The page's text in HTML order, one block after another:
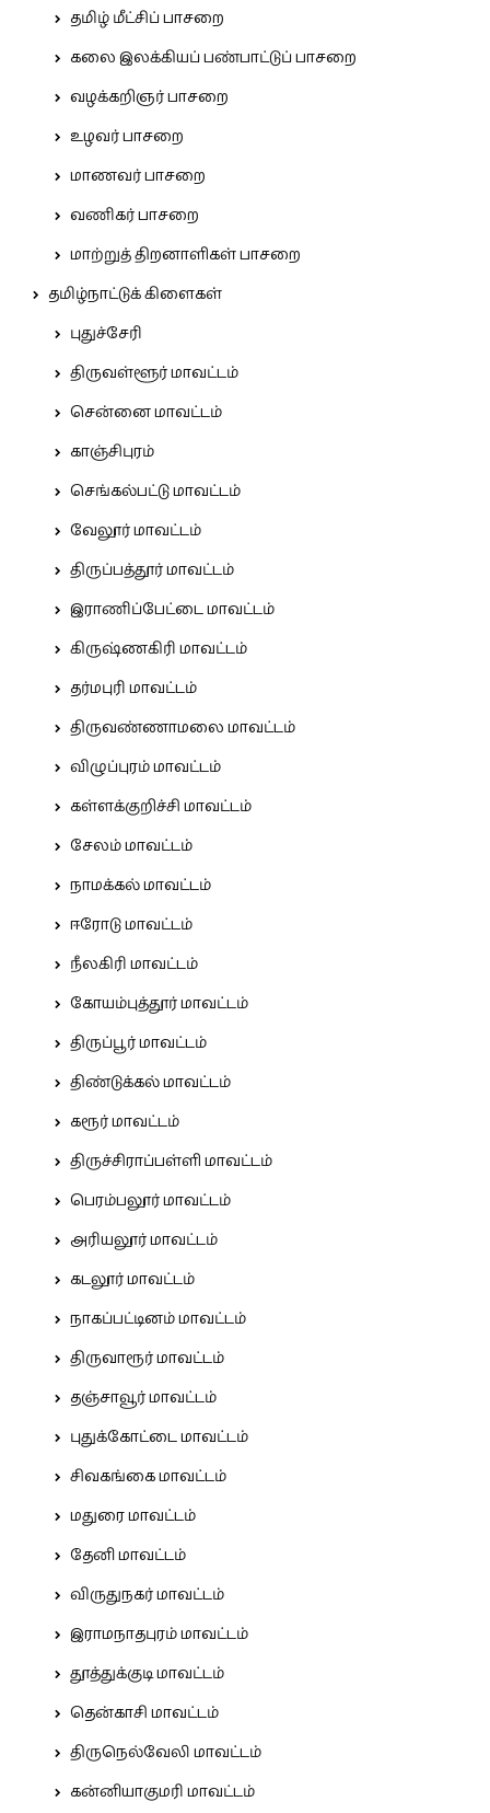
தமிழ் மீட்சிப் பாசறை
கலை இலக்கியப் பண்பாட்டுப் பாசறை
வழக்கறிஞர் பாசறை
உழவர் பாசறை
மாணவர் பாசறை
வணிகர் பாசறை
மாற்றுத் திறனாளிகள் பாசறை
தமிழ்நாட்டுக் கிளைகள்
புதுச்சேரி
திருவள்ளூர் மாவட்டம்
சென்னை மாவட்டம்
காஞ்சிபுரம்
செங்கல்பட்டு மாவட்டம்
வேலூர் மாவட்டம்
திருப்பத்தூர் மாவட்டம்
இராணிப்பேட்டை மாவட்டம்
கிருஷ்ணகிரி மாவட்டம்
தர்மபுரி மாவட்டம்
திருவண்ணாமலை மாவட்டம்
விழுப்புரம் மாவட்டம்
கள்ளக்குறிச்சி மாவட்டம்
சேலம் மாவட்டம்
நாமக்கல் மாவட்டம்
ஈரோடு மாவட்டம்
நீலகிரி மாவட்டம்
கோயம்புத்தூர் மாவட்டம்
திருப்பூர் மாவட்டம்
திண்டுக்கல் மாவட்டம்
கரூர் மாவட்டம்
திருச்சிராப்பள்ளி மாவட்டம்
பெரம்பலூர் மாவட்டம்
அரியலூர் மாவட்டம்
கடலூர் மாவட்டம்
நாகப்பட்டினம் மாவட்டம்
திருவாரூர் மாவட்டம்
தஞ்சாவூர் மாவட்டம்
புதுக்கோட்டை மாவட்டம்
சிவகங்கை மாவட்டம்
மதுரை மாவட்டம்
தேனி மாவட்டம்
விருதுநகர் மாவட்டம்
இராமநாதபுரம் மாவட்டம்
தூத்துக்குடி மாவட்டம்
தென்காசி மாவட்டம்
திருநெல்வேலி மாவட்டம்
கன்னியாகுமரி மாவட்டம்